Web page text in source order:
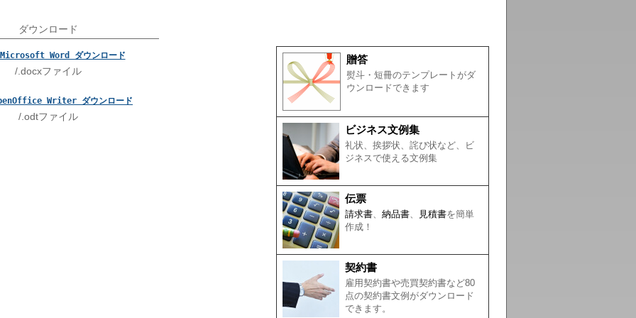
ダウンロード
Microsoft Word ダウンロード
/.docxファイル
Writer ダウンロード
/.odtファイル
贈答
熨斗・短冊のテンプレートがダ
ウンロードできます
ビジネス文例集
礼状、挨拶状、詫び状など、ビ
ジネスで使える文例集
伝票
請求書、 納品書、 見積書を簡単
作成！
契約書
雇用契約書や売買契約書など80
点の契約書文例がダウンロード
できます。